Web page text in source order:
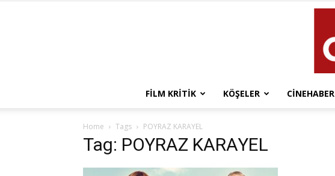
FILM KRITIK KÖŞELER CINEHABER
Home Tags POYRAZ KARAYEL
Tag: POYRAZ KARAYEL